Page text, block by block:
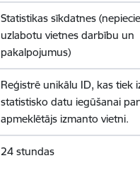
Statistikas sīkdatnes
uzlabotu vietnes darbību un
pakalpojumus)
Reģistrē unikālu ID, kas tiek
statistisko datu iegūšanai
apmeklētājs izmanto vietni.
24 stundas